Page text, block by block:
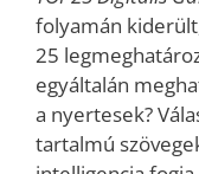
folyamán
25
egyáltalán
a nyertesek?
tartalmú